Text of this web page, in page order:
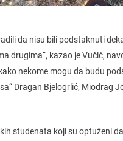
da nisu bili podstaknuti
drugima“, kazao je Vučić,
nekome mogu da budu
Dragan Bjelogrlić, Miodrag
studenata koji su optuženi